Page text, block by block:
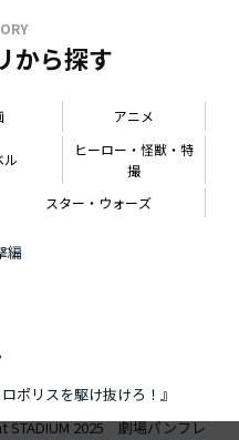
から探す
アニメ
ル
ヒーロー・怪獣・特
撮
スター・ウォーズ
編
ポリスを駆け抜けろ！』
STADIUM 2025 劇場パンフレ